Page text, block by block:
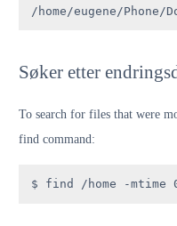
/home/eugene/Phone/
Søker etter
To search for files that were
find command:
$ find /home -mtime